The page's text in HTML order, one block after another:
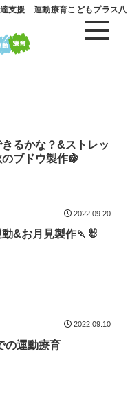
支援 運動療育こどもプラス八
るかな？&ストレッ
ブドウ製作🍇
2022.09.20
&お月見製作🍡🐰
2022.09.10
の運動療育